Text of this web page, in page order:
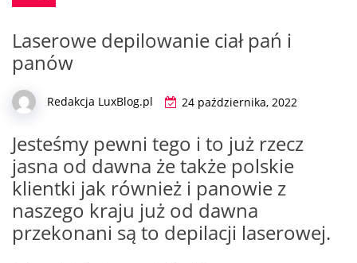
Laserowe depilowanie ciał pań i
panów
Redakcja LuxBlog.pl 24 października, 2022
Jesteśmy pewni tego i to już rzecz
jasna od dawna że także polskie
klientki jak również i panowie z
naszego kraju już od dawna
przekonani są to depilacji laserowej.